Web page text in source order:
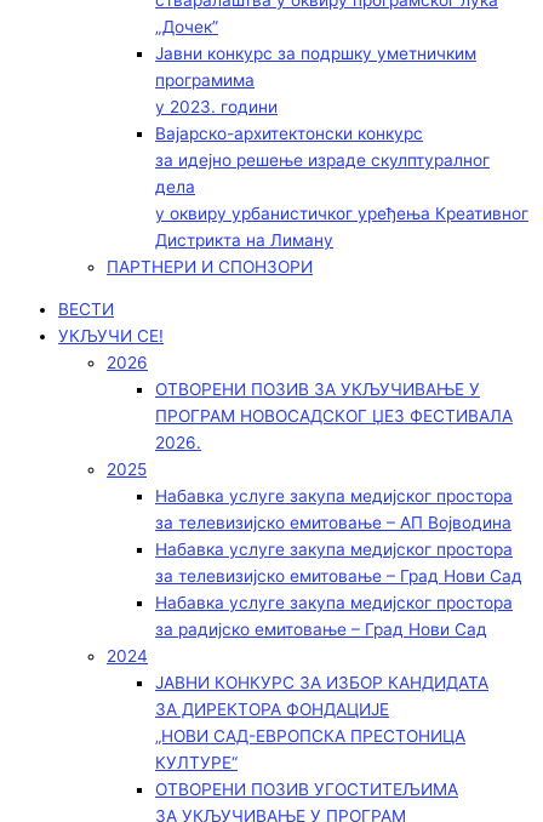
„Дочек”
Јавни конкурс за подршку уметничким
програмима
у 2023. години
Вајарско-архитектонски конкурс
за идејно решење израде скулптуралног
дела
у оквиру урбанистичког уређења Креативног
Дистрикта на Лиману
ПАРТНЕРИ И СПОНЗОРИ
ВЕСТИ
УКЉУЧИ СЕ!
2026
ОТВОРЕНИ ПОЗИВ ЗА УКЉУЧИВАЊЕ У
ПРОГРАМ НОВОСАДСКОГ ЏЕЗ ФЕСТИВАЛА
2026.
2025
Набавка услуге закупа медијског простора
за телевизијско емитовање – АП Војводинa
Набавка услуге закупа медијског простора
за телевизијско емитовање – Град Нови Сад
Набавка услуге закупа медијског простора
за радијско емитовање – Град Нови Сад
2024
ЈАВНИ КОНКУРС ЗА ИЗБОР КАНДИДАТА
ЗА ДИРЕКТОРА ФОНДАЦИЈЕ
„НОВИ САД-ЕВРОПСКА ПРЕСТОНИЦА
КУЛТУРЕ“
ОТВОРЕНИ ПОЗИВ УГОСТИТЕЉИМА
ЗА УКЉУЧИВАЊЕ У ПРОГРАМ